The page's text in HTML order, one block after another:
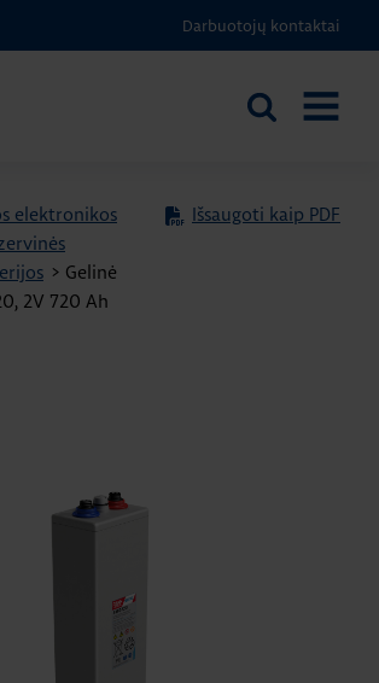
Darbuotojų kontaktai
Ieškoti
elektronikos
> Gelinė
2V 720 Ah
Išsaugoti kaip PDF